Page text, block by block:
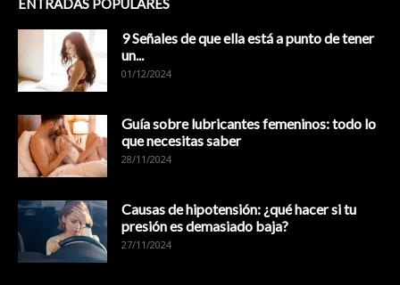
9 Señales de que ella está a punto de tener
un...
01/12/2024
Guía sobre lubricantes femeninos: todo lo
que necesitas saber
28/11/2024
Causas de hipotensión: ¿qué hacer si tu
presión es demasiado baja?
27/11/2024